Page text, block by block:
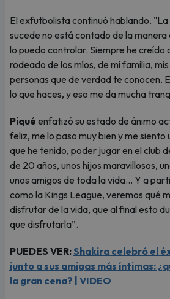
El exfutbolista continuó hablando.
sucede no está contado de la manera
lo puedo controlar. Siempre he creído
rodeado de los míos, de mi familia,
personas que de verdad te conocen.
lo que haces, y eso me da mucha
Piqué enfatizó su estado de ánimo
feliz, me lo paso muy bien y me
que he tenido, poder jugar en el club
de 20 años, unos hijos maravillosos,
unos amigos de toda la vida… Y a
como la Kings League, veremos qué
disfrutar de la vida, que al final esto
que disfrutarla”.
PUEDES VER:Shakira celebró el
junto a sus amigas más íntimas:
la gran cena? | VIDEO